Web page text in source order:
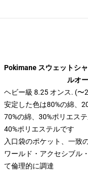
Pokimane スウェットシ
ルオ
ヘビー級 8.25 オンス. (〜
安定した色は80%の綿、
70%の綿、30%ポリエス
40%ポリエステルです
入口袋のポケット、一致
ワールド・アクセシブル
て倫理的に調達